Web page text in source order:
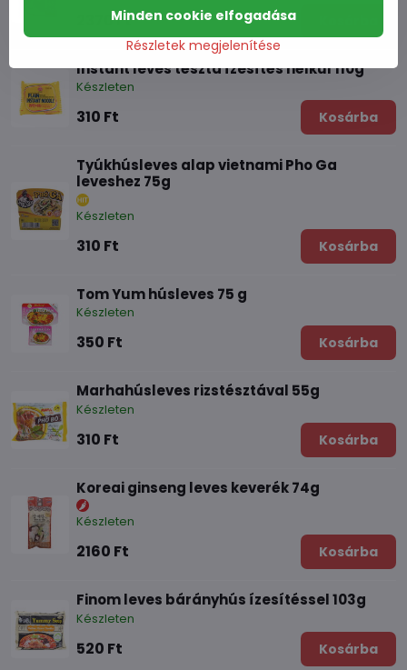
2370 Ft
Instant leves tészta ízesítés nélkül 110g
Készleten
310 Ft Kosárba
Tyúkhúsleves alap vietnami Pho Ga
leveshez 75g
Készleten
310 Ft Kosárba
Tom Yum húsleves 75 g
Készleten
350 Ft Kosárba
Marhahúsleves rizstésztával 55g
Készleten
310 Ft Kosárba
Koreai ginseng leves keverék 74g
Készleten
2160 Ft Kosárba
Finom leves bárányhús ízesítéssel 103g
Készleten
520 Ft Kosárba
Részletek megjelenítése
Minden cookie elfogadása